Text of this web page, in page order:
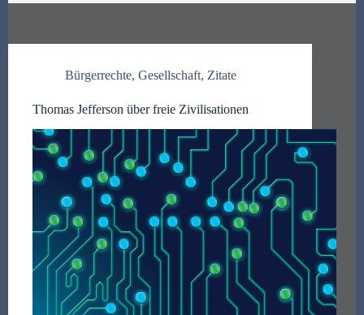
Bürgerrechte, Gesellschaft, Zitate
Thomas Jefferson über freie Zivilisationen